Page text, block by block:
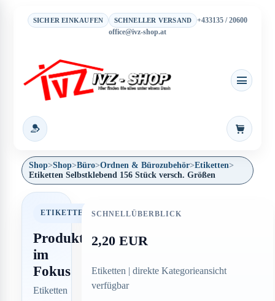
SICHER EINKAUFEN SCHNELLER VERSAND
+433135 / 20600
office@ivz-shop.at
Shop>Shop>Büro>Ordnen & Bürozubehör>Etiketten>
Etiketten Selbstklebend 156 Stück versch. Größen
ETIKETTEN
Produkt
im
Fokus
Etiketten
SCHNELLÜBERBLICK
2,20 EUR
Etiketten | direkte Kategorieansicht
verfügbar